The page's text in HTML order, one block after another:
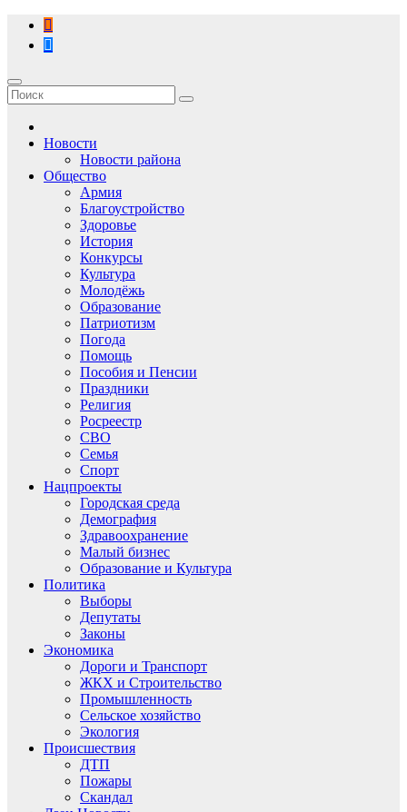
Перейти
содержимому
Новости
Новости района
Общество
Армия
Благоустройство
Здоровье
История
Конкурсы
Культура
Молодёжь
Образование
Патриотизм
Погода
Помощь
Пособия и Пенсии
Праздники
Религия
Росреестр
СВО
Семья
Спорт
Нацпроекты
Городская среда
Демография
Здравоохранение
Малый бизнес
Образование и Культура
Политика
Выборы
Депутаты
Законы
Экономика
Дороги и Транспорт
ЖКХ и Строительство
Промышленность
Сельское хозяйство
Экология
Происшествия
ДТП
Пожары
Скандал